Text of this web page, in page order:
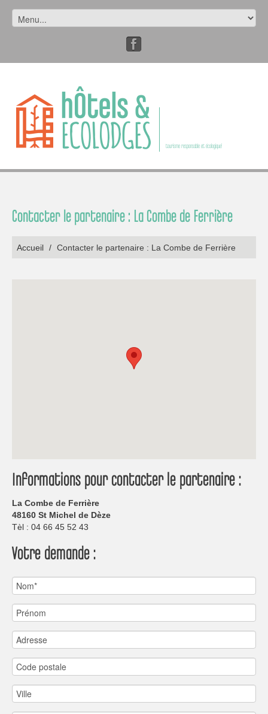
tourisme responsable et écologique!
Contacter le partenaire : La Combe de Ferrière
Accueil / Contacter le partenaire : La Combe de Ferrière
Informations pour contacter le partenaire :
La Combe de Ferrière
48160 St Michel de Dèze
Tèl : 04 66 45 52 43
Votre demande :